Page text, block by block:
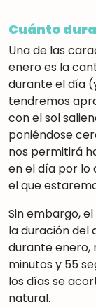
Cuánto
Una de las
enero es la
durante el día
tendremos
con el sol
poniéndose
nos permitirá
en el día por lo
el que
Sin embargo,
la duración del
durante enero,
minutos y 55
los días se
natural.